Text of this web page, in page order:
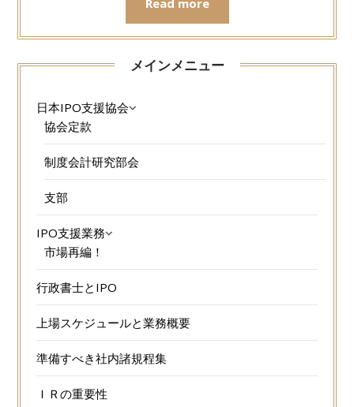
メインメニュー
日本IPO支援協会
協会定款
制度会計研究部会
支部
IPO支援業務
市場再編！
行政書士とIPO
上場スケジュールと業務概要
準備すべき社内諸規程集
ＩＲの重要性